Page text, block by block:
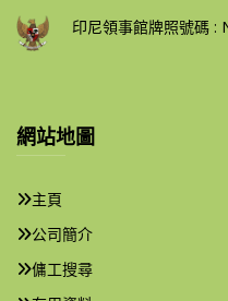
印尼領事館牌照號碼 :
網站地圖
主頁
公司簡介
傭工搜尋